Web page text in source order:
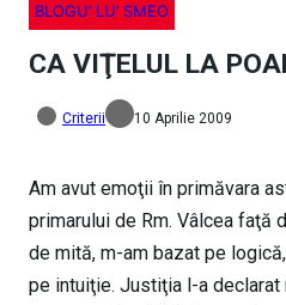
BLOGU’ LU’ SMEO
CA VIŢELUL LA
Criterii 10 Aprilie 2009
Am avut emoţii în primăvara
primarului de Rm. Vâlcea faţă
de mită, m-am bazat pe
pe intuiţie. Justiţia l-a declarat